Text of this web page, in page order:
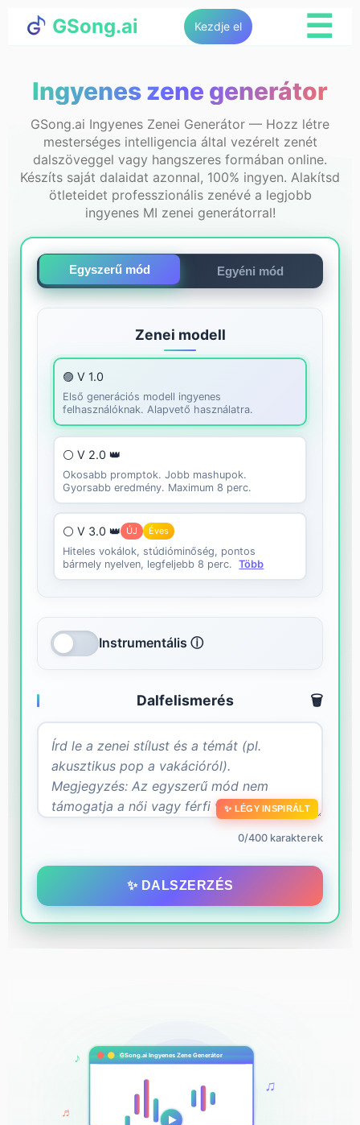
GSong.ai Kezdje el ☰
Ingyenes zene generátor
GSong.ai Ingyenes Zenei Generátor — Hozz létre
mesterséges intelligencia által vezérelt zenét
dalszöveggel vagy hangszeres formában online.
Készíts saját dalaidat azonnal, 100% ingyen. Alakítsd
ötleteidet professzionális zenévé a legjobb
ingyenes MI zenei generátorral!
Egyszerű mód Egyéni mód
Zenei modell
🟣 V 1.0
Első generációs modell ingyenes
felhasználóknak. Alapvető használatra.
⚪ V 2.0 👑
Okosabb promptok. Jobb mashupok.
Gyorsabb eredmény. Maximum 8 perc.
⚪ V 3.0 👑 ÚJ Éves
Hiteles vokálok, stúdióminőség, pontos
bármely nyelven, legfeljebb 8 perc.
Több
Instrumentális ⓘ
Dalfelismerés 🗑️
✨ LÉGY INSPIRÁLT
0/400 karakterek
✨ DALSZERZÉS
GSong.ai Ingyenes Zene Generátor
♪
♬